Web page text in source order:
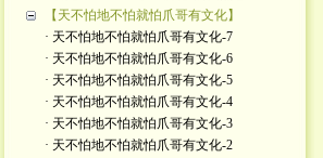
【天不怕地不怕就怕爪哥有文化】
· 天不怕地不怕就怕爪哥有文化-7
· 天不怕地不怕就怕爪哥有文化-6
· 天不怕地不怕就怕爪哥有文化-5
· 天不怕地不怕就怕爪哥有文化-4
· 天不怕地不怕就怕爪哥有文化-3
· 天不怕地不怕就怕爪哥有文化-2